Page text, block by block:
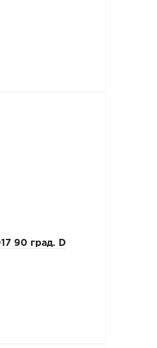
90 град. D